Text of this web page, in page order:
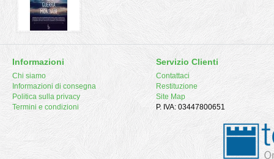
Informazioni
Chi siamo
Informazioni di consegna
Politica sulla privacy
Termini e condizioni
Servizio Clienti
Contattaci
Restituzione
Site Map
P. IVA: 03447800651